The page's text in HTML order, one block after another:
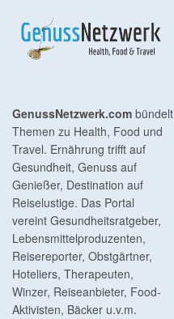
GenussNetzwerk.com bündelt
Themen zu Health, Food und
Travel. Ernährung trifft auf
Gesundheit, Genuss auf
Genießer, Destination auf
Reiselustige. Das Portal
vereint Gesundheitsratgeber,
Lebensmittelproduzenten,
Reisereporter, Obstgärtner,
Hoteliers, Therapeuten,
Winzer, Reiseanbieter, Food-
Aktivisten, Bäcker u.v.m.